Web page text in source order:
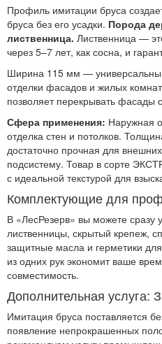
Профиль имитации бруса
бруса без его усадки. Порода
лиственница. Лиственница —
через 5–7 лет, как сосна, и
Ширина 115 мм —
отделки фасадов и жилых
позволяет перекрывать
Сфера применения: Наружная
отделка стен и потолков.
достаточно прочная для
подсистему. Товар в сорте
с идеальной текстурой для
Комплектующие для
В «ЛесРезерв» вы можете сразу
лиственницы, скрытый крепеж,
защитные масла и герметики
из одних рук экономит ваше
совместимость.
Дополнительная услуга:
Имитация бруса поставляется
появление непрокрашенных